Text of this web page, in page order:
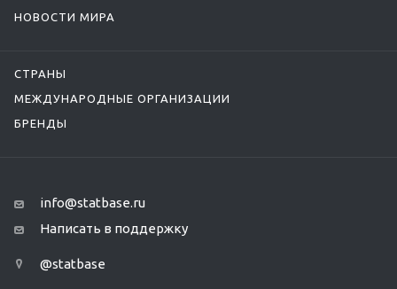
НОВОСТИ МИРА
СТРАНЫ
МЕЖДУНАРОДНЫЕ ОРГАНИЗАЦИИ
БРЕНДЫ
info@statbase.ru
Написать в поддержку
@statbase